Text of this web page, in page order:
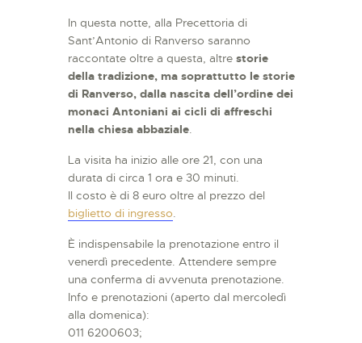
In questa notte, alla Precettoria di
Sant’Antonio di Ranverso saranno
raccontate oltre a questa, altre storie
della tradizione, ma soprattutto le storie
di Ranverso, dalla nascita dell’ordine dei
monaci Antoniani ai cicli di affreschi
nella chiesa abbaziale.
La visita ha inizio alle ore 21, con una
durata di circa 1 ora e 30 minuti.
Il costo è di 8 euro oltre al prezzo del
biglietto di ingresso.
È indispensabile la prenotazione entro il
venerdì precedente. Attendere sempre
una conferma di avvenuta prenotazione.
Info e prenotazioni (aperto dal mercoledì
alla domenica):
011 6200603;